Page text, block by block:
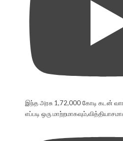
இந்த அரசு 1,72,000 கோடி கடன்
எப்படி ஒரு